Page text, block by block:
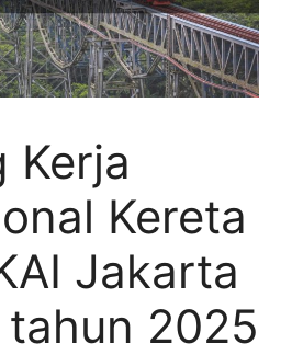
Kerja
Kereta
Jakarta
2025